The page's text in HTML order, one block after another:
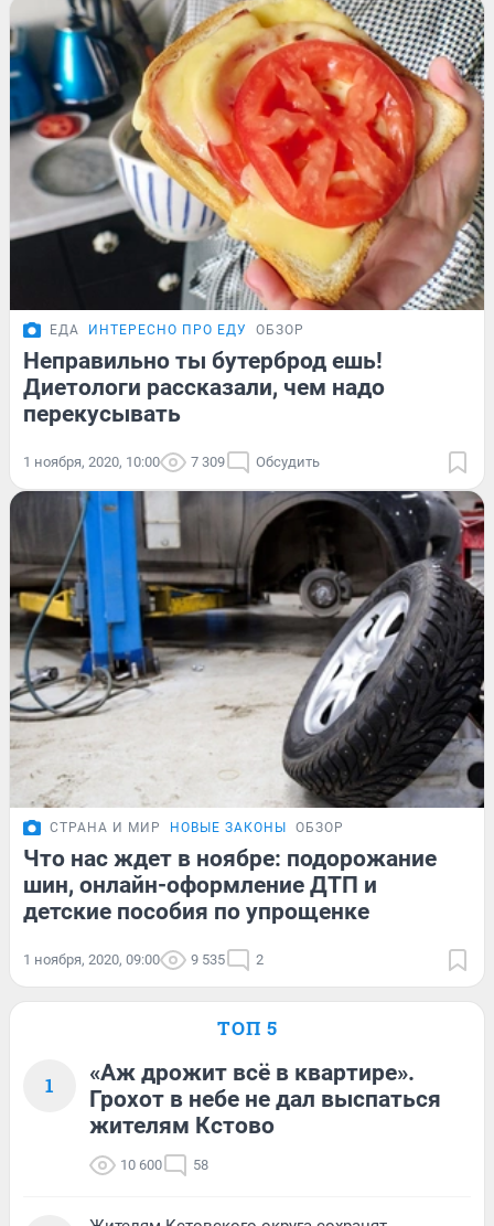
ЕДА ИНТЕРЕСНО ПРО ЕДУ ОБЗОР
Неправильно ты бутерброд ешь!
Диетологи рассказали, чем надо
перекусывать
1 ноября, 2020, 10:00 7 309 Обсудить
СТРАНА И МИР НОВЫЕ ЗАКОНЫ ОБЗОР
Что нас ждет в ноябре: подорожание
шин, онлайн-оформление ДТП и
детские пособия по упрощенке
1 ноября, 2020, 09:00 9 535 2
ТОП 5
1
«Аж дрожит всё в квартире».
Грохот в небе не дал выспаться
жителям Кстово
10 600 58